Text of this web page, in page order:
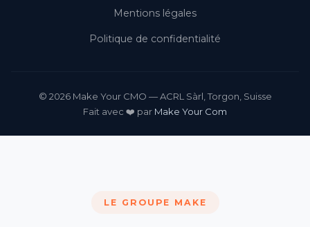
Mentions légales
Politique de confidentialité
© 2026 Make Your CMO — ACRL Sàrl, Torgon, Suisse
Fait avec ❤️ par Make Your Com
LE GROUPE MAKE